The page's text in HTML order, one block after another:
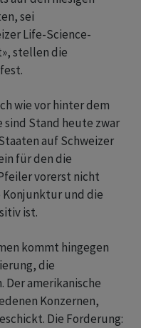
sei
Life-Science-
stellen die
wie vor hinter dem
sind Stand heute zwar
auf Schweizer
für den die
vorerst nicht
und die
ist.
kommt hingegen
die
Der amerikanische
Konzernen,
Die Forderung: